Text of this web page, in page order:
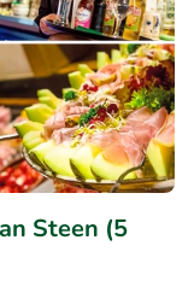
Steen (5